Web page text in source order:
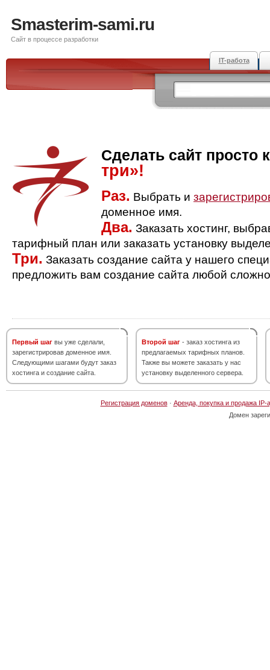
Smasterim-sami.ru
Сайт в процессе разработки
IT-работа
Сделать сайт просто
три»!
Раз. Выбрать и
доменное имя.
Два. Заказать хостинг,
тарифный план или заказать установку
Три. Заказать создание сайта у нашего
предложить вам создание сайта любой
Первый шаг вы уже сделали,
зарегистрировав доменное имя.
Следующими шагами будут заказ
хостинга и создание сайта.
Второй шаг - заказ хостинга из
предлагаемых тарифных планов.
Также вы можете заказать у нас
установку выделенного сервера.
Регистрация доменов· Аренда, покупка и продажа IP-
Домен